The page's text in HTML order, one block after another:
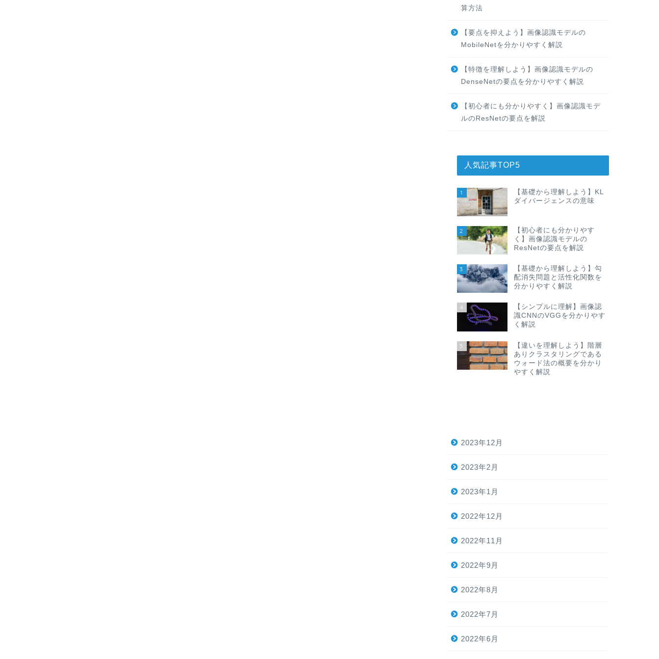
算方法
【要点を抑えよう】画像認識モデルの
MobileNetを分かりやすく解説
【特徴を理解しよう】画像認識モデルの
DenseNetの要点を分かりやすく解説
【初心者にも分かりやすく】画像認識モデ
ルのResNetの要点を解説
人気記事TOP5
1
【基礎から理解しよう】KL
ダイバージェンスの意味
2
【初心者にも分かりやす
く】画像認識モデルの
ResNetの要点を解説
3
【基礎から理解しよう】勾
配消失問題と活性化関数を
分かりやすく解説
4
【シンプルに理解】画像認
識CNNのVGGを分かりやす
く解説
5
【違いを理解しよう】階層
ありクラスタリングである
ウォード法の概要を分かり
やすく解説
2023年12月
2023年2月
2023年1月
2022年12月
2022年11月
2022年9月
2022年8月
2022年7月
2022年6月